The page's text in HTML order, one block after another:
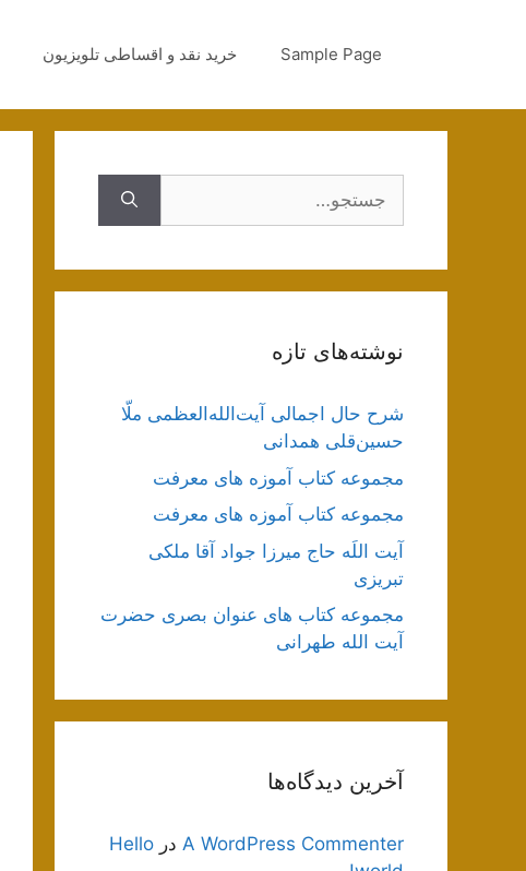
Sample Page خرید نقد و اقساطی تلویزیون
نوشته‌های تازه
شرح حال اجمالی آیت‌الله‌العظمی ملّا
حسین‌قلی همدانی
مجموعه کتاب آموزه های معرفت
مجموعه کتاب آموزه های معرفت
آیت اللَه حاج میرزا جواد آقا ملکی
تبریزی
مجموعه کتاب های عنوان بصری حضرت
آیت الله طهرانی
آخرین دیدگاه‌ها
A WordPress Commenter در Hello